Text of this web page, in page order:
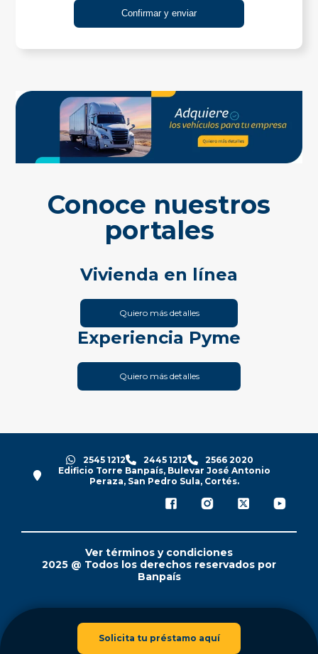
Solicita tu préstamo aquí
Conoce nuestros
portales
Vivienda en línea
Quiero más detalles
Experiencia Pyme
Quiero más detalles
2545 1212 2445 1212
2566 2020
Edificio Torre Banpaís, Bulevar José Antonio
Peraza, San Pedro Sula, Cortés.
Ver términos y condiciones
2025 @ Todos los derechos reservados por
Banpaís